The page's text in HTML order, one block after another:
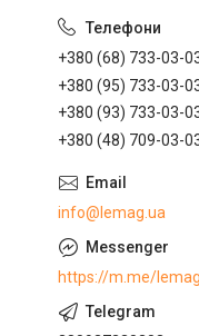
+380 (68) 733-03-
+380 (95) 733-03-
+380 (93) 733-03-
+380 (48) 709-03-
info@lemag.ua
https://m.me/